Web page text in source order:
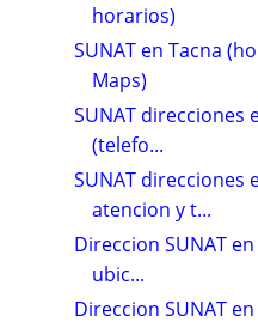
horarios)
SUNAT en Tacna
Maps)
SUNAT direcciones
(telefo...
SUNAT direcciones
atencion y t...
Direccion SUNAT
ubic...
Direccion SUNAT